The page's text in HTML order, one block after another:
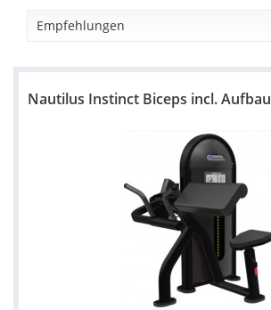
Nautilus Instinct Biceps incl. Aufbau